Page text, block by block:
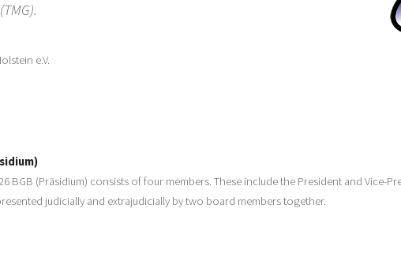
e.V.
BGB (Präsidium) consists of four members. These include the President and Vice-
judicially and extrajudicially by two board members together.